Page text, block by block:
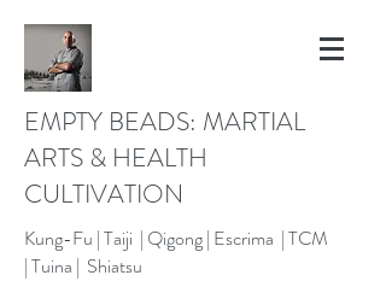
EMPTY BEADS: MARTIAL
ARTS & HEALTH
CULTIVATION
Kung-Fu |Taiji | Qigong | Escrima |TCM
|Tuina | Shiatsu